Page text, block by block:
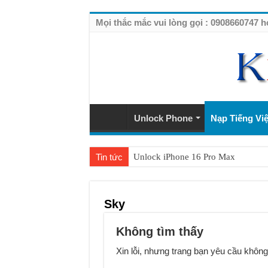
Mọi thắc mắc vui lòng gọi : 0908660747
Unlock Phone Nạp Tiếng
Tin tức Unlock iPhone 16 Pro Max
Unlock Motorola Razr 2024
Unlock iPhone 17 Pro Max
Sky
Không tìm thấy
Xin lỗi, nhưng trang bạn yêu cầu